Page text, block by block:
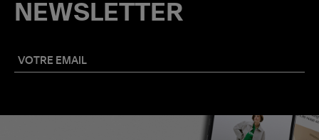
NEWSLETTER